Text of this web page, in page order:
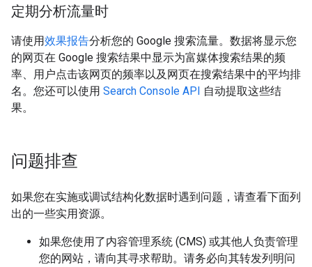
定期分析流量时
请使用效果报告分析您的 Google 搜索流量。数据将显示您
的网页在 Google 搜索结果中显示为富媒体搜索结果的频
率、用户点击该网页的频率以及网页在搜索结果中的平均排
名。您还可以使用 Search Console API 自动提取这些结
果。
问题排查
如果您在实施或调试结构化数据时遇到问题，请查看下面列
出的一些实用资源。
如果您使用了内容管理系统 (CMS) 或其他人负责管理
您的网站，请向其寻求帮助。请务必向其转发列明问